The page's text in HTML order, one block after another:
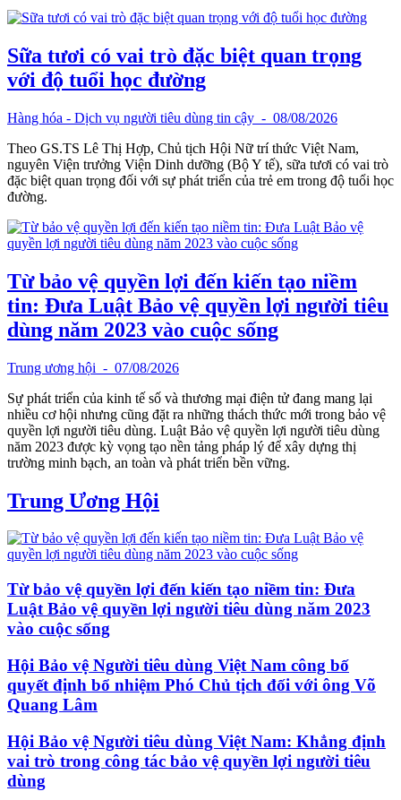
Sữa tươi có vai trò đặc biệt quan trọng
với độ tuổi học đường
Hàng hóa - Dịch vụ người tiêu dùng tin cậy - 08/08/2026
Theo GS.TS Lê Thị Hợp, Chủ tịch Hội Nữ trí thức Việt Nam,
nguyên Viện trưởng Viện Dinh dưỡng (Bộ Y tế), sữa tươi có vai trò
đặc biệt quan trọng đối với sự phát triển của trẻ em trong độ tuổi học
đường.
Từ bảo vệ quyền lợi đến kiến tạo niềm
tin: Đưa Luật Bảo vệ quyền lợi người tiêu
dùng năm 2023 vào cuộc sống
Trung ương hội - 07/08/2026
Sự phát triển của kinh tế số và thương mại điện tử đang mang lại
nhiều cơ hội nhưng cũng đặt ra những thách thức mới trong bảo vệ
quyền lợi người tiêu dùng. Luật Bảo vệ quyền lợi người tiêu dùng
năm 2023 được kỳ vọng tạo nền tảng pháp lý để xây dựng thị
trường minh bạch, an toàn và phát triển bền vững.
Trung Ương Hội
Từ bảo vệ quyền lợi đến kiến tạo niềm tin: Đưa
Luật Bảo vệ quyền lợi người tiêu dùng năm 2023
vào cuộc sống
Hội Bảo vệ Người tiêu dùng Việt Nam công bố
quyết định bổ nhiệm Phó Chủ tịch đối với ông Võ
Quang Lâm
Hội Bảo vệ Người tiêu dùng Việt Nam: Khẳng định
vai trò trong công tác bảo vệ quyền lợi người tiêu
dùng